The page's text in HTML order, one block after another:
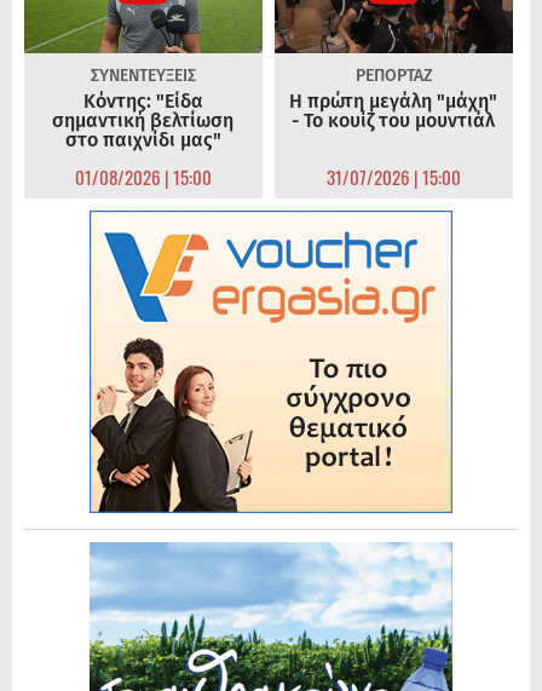
ΣΥΝΕΝΤΕΥΞΕΙΣ
Κόντης: "Είδα
σημαντική βελτίωση
στο παιχνίδι μας"
01/08/2026 | 15:00
ΡΕΠΟΡΤΑΖ
Η πρώτη μεγάλη "μάχη"
- Το κουίζ του μουντιάλ
31/07/2026 | 15:00